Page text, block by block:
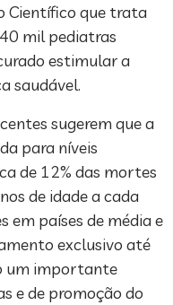
Científico que trata
mil pediatras
estimular a
saudável.
sugerem que a
para níveis
de 12% das mortes
de idade a cada
em países de média e
exclusivo até
um importante
e de promoção do